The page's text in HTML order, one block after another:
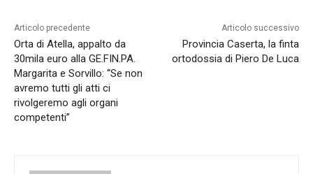
Articolo precedente
Orta di Atella, appalto da
30mila euro alla GE.FIN.PA.
Margarita e Sorvillo: “Se non
avremo tutti gli atti ci
rivolgeremo agli organi
competenti”
Articolo successivo
Provincia Caserta, la finta
ortodossia di Piero De Luca